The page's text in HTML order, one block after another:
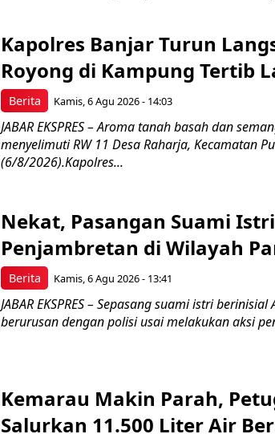
Berita
Kapolres Banjar Turun
Royong di Kampung Tertib
Kamis, 6 Agu 2026 - 14:03
JABAR EKSPRES – Aroma tanah basah dan
menyelimuti RW 11 Desa Raharja, Kecamatan
(6/8/2026).Kapolres...
Berita
Nekat, Pasangan Suami
Penjambretan di Wilayah
Kamis, 6 Agu 2026 - 13:41
JABAR EKSPRES – Sepasang suami istri
berurusan dengan polisi usai melakukan aksi
Kemarau Makin Parah,
Salurkan 11.500 Liter Air